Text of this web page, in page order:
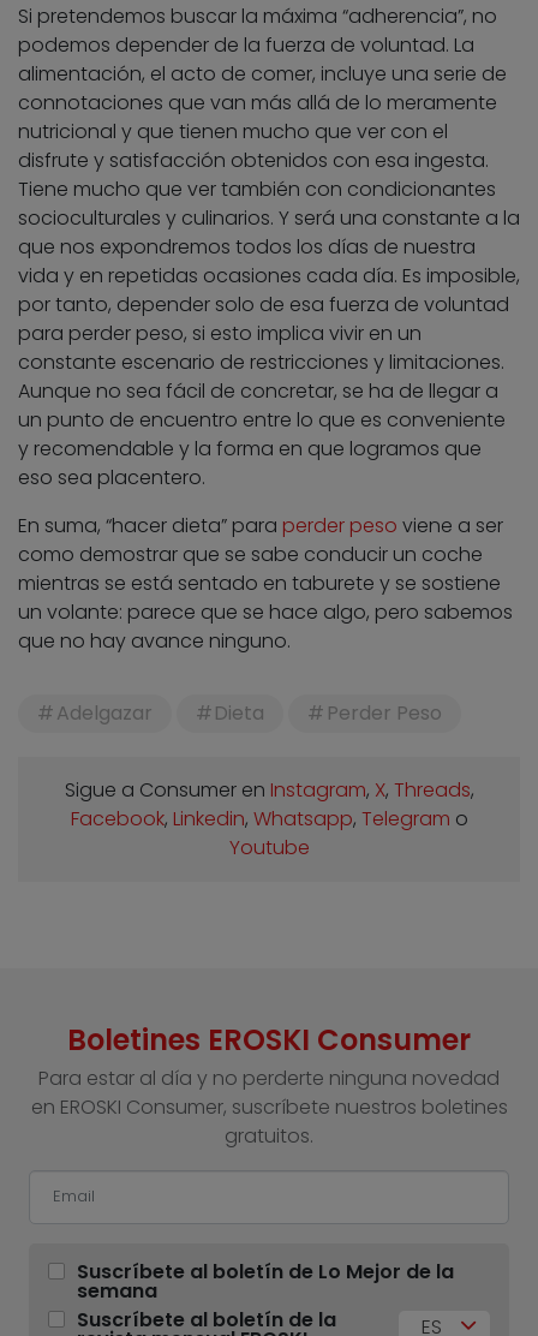
Si pretendemos buscar la máxima “adherencia”, no
podemos depender de la fuerza de voluntad. La
alimentación, el acto de comer, incluye una serie de
connotaciones que van más allá de lo meramente
nutricional y que tienen mucho que ver con el
disfrute y satisfacción obtenidos con esa ingesta.
Tiene mucho que ver también con condicionantes
socioculturales y culinarios. Y será una constante a la
que nos expondremos todos los días de nuestra
vida y en repetidas ocasiones cada día. Es imposible,
por tanto, depender solo de esa fuerza de voluntad
para perder peso, si esto implica vivir en un
constante escenario de restricciones y limitaciones.
Aunque no sea fácil de concretar, se ha de llegar a
un punto de encuentro entre lo que es conveniente
y recomendable y la forma en que logramos que
eso sea placentero.
En suma, “hacer dieta” para perder peso viene a ser
como demostrar que se sabe conducir un coche
mientras se está sentado en taburete y se sostiene
un volante: parece que se hace algo, pero sabemos
que no hay avance ninguno.
Adelgazar Dieta Perder Peso
Sigue a Consumer en Instagram, X, Threads,
Facebook, Linkedin, Whatsapp, Telegram o
Youtube
Boletines EROSKI Consumer
Para estar al día y no perderte ninguna novedad
en EROSKI Consumer, suscríbete nuestros boletines
gratuitos.
Suscríbete al boletín de Lo Mejor de la
semana
Suscríbete al boletín de la
ES